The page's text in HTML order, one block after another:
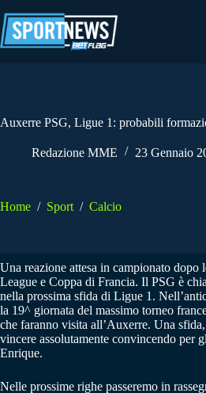
al
contenuto
Auxerre PSG, Ligue 1: probabili
Redazione MME 23 Gennaio
Home / Sport / Calcio
Una reazione attesa in campionato dopo
League e Coppa di Francia. Il PSG è
nella prossima sfida di Ligue 1.
la 19^ giornata del massimo torneo
che faranno visita all’Auxerre. Una
vincere assolutamente convincendo per
Enrique.
Nelle prossime righe passeremo in